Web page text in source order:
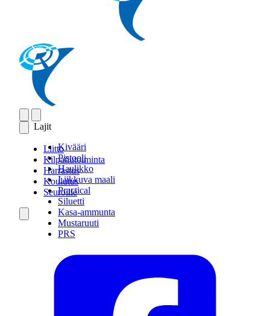
Lajit
Kivääri
Pistooli
Haulikko
Liikkuva maali
Practical
Siluetti
Kasa-ammunta
Mustaruuti
PRS
Liitto
Kilpailutoiminta
Harrastus
Koulutus
Seuroille